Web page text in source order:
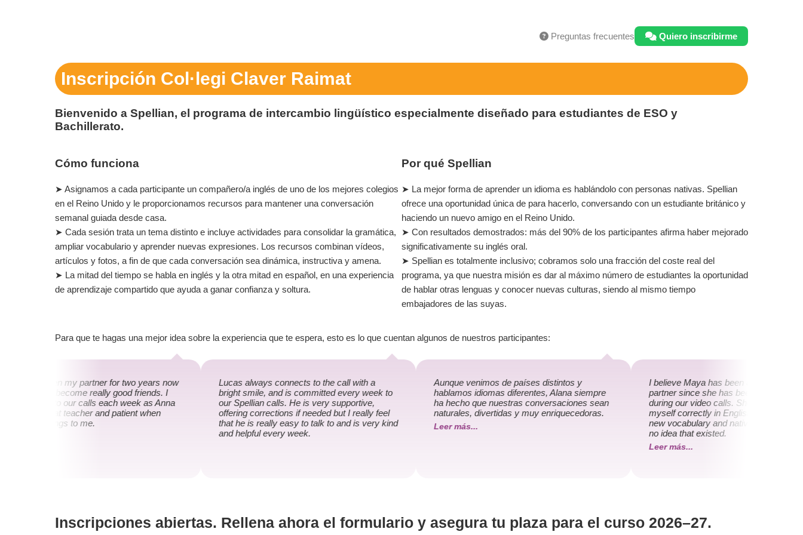
Preguntas frecuentes Quiero inscribirme
Inscripción Col·legi Claver Raimat
Bienvenido a Spellian, el programa de intercambio lingüístico especialmente diseñado para estudiantes de ESO y
Bachillerato.
Cómo funciona
➤ Asignamos a cada participante un compañero/a inglés de uno de los mejores colegios
en el Reino Unido y le proporcionamos recursos para mantener una conversación
semanal guiada desde casa.
➤ Cada sesión trata un tema distinto e incluye actividades para consolidar la gramática,
ampliar vocabulario y aprender nuevas expresiones. Los recursos combinan vídeos,
artículos y fotos, a fin de que cada conversación sea dinámica, instructiva y amena.
➤ La mitad del tiempo se habla en inglés y la otra mitad en español, en una experiencia
de aprendizaje compartido que ayuda a ganar confianza y soltura.
Por qué Spellian
➤ La mejor forma de aprender un idioma es hablándolo con personas nativas. Spellian
ofrece una oportunidad única de para hacerlo, conversando con un estudiante británico y
haciendo un nuevo amigo en el Reino Unido.
➤ Con resultados demostrados: más del 90% de los participantes afirma haber mejorado
significativamente su inglés oral.
➤ Spellian es totalmente inclusivo; cobramos solo una fracción del coste real del
programa, ya que nuestra misión es dar al máximo número de estudiantes la oportunidad
de hablar otras lenguas y conocer nuevas culturas, siendo al mismo tiempo
embajadores de las suyas.
Para que te hagas una mejor idea sobre la experiencia que te espera, esto es lo que cuentan algunos de nuestros participantes:
Anna has been my partner for two years now
and we have become really good friends. I
look forward to our calls each week as Anna
is such a great teacher and patient when
explaining things to me.
Lucas always connects to the call with a
bright smile, and is committed every week to
our Spellian calls. He is very supportive,
offering corrections if needed but I really feel
that he is really easy to talk to and is very kind
and helpful every week.
Aunque venimos de países distintos y
hablamos idiomas diferentes, Alana siempre
ha hecho que nuestras conversaciones sean
naturales, divertidas y muy enriquecedoras.
Leer más...
I believe Maya has been an
partner since she has been really helpful
during our video calls. She helps me
myself correctly in English and I have
new vocabulary and native expressions
no idea that existed.
Leer más...
Inscripciones abiertas. Rellena ahora el formulario y asegura tu plaza para el curso 2026–27.